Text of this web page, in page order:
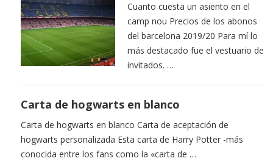
Cuanto cuesta un asiento en el
camp nou Precios de los abonos
del barcelona 2019/20 Para mí lo
más destacado fue el vestuario de
invitados. …
Carta de hogwarts en blanco
Carta de hogwarts en blanco Carta de aceptación de
hogwarts personalizada Esta carta de Harry Potter -más
conocida entre los fans como la «carta de …